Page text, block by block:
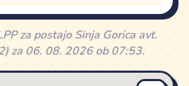
za postajo Sinja Gorica avt.
za 06. 08. 2026 ob 07:53.